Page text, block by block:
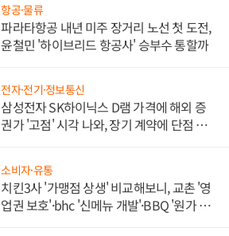
항공·물류
파라타항공 내년 미주 장거리 노선 첫 도전,
윤철민 '하이브리드 항공사' 승부수 통할까
전자·전기·정보통신
삼성전자 SK하이닉스 D램 가격에 해외 증
권가 '고점' 시각 나와, 장기 계약에 단점 부
소비자·유통
치킨3사 '가맹점 상생' 비교해보니, 교촌 '영
업권 보호'·bhc '신메뉴 개발'·BBQ '원가 부